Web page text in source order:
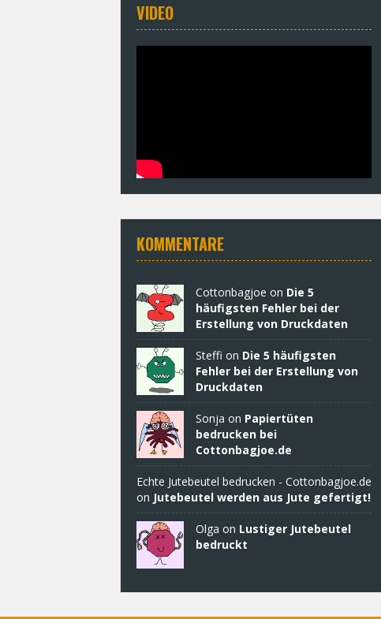
VIDEO
KOMMENTARE
Cottonbagjoe on Die 5
häufigsten Fehler bei der
Erstellung von Druckdaten
Steffi on Die 5 häufigsten
Fehler bei der Erstellung von
Druckdaten
Sonja on Papiertüten
bedrucken bei
Cottonbagjoe.de
Echte Jutebeutel bedrucken - Cottonbagjoe.de
on Jutebeutel werden aus Jute gefertigt!
Olga on Lustiger Jutebeutel
bedruckt